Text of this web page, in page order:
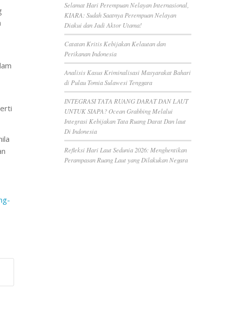
Selamat Hari Perempuan Nelayan Internasional,
KIARA: Sudah Saatnya Perempuan Nelayan
Diakui dan Jadi Aktor Utama!
Catatan Kritis Kebijakan Kelautan dan
Perikanan Indonesia
Analisis Kasus Kriminalisasi Masyarakat Bahari
di Pulau Tomia Sulawesi Tenggara
INTEGRASI TATA RUANG DARAT DAN LAUT
UNTUK SIAPA? Ocean Grabbing Melalui
Integrasi Kebijakan Tata Ruang Darat Dan laut
Di Indonesia
Refleksi Hari Laut Sedunia 2026: Menghentikan
Perampasan Ruang Laut yang Dilakukan Negara